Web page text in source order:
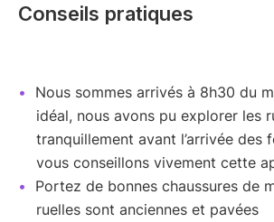
Conseils pratiques
Nous sommes arrivés à 8h30 du
idéal, nous avons pu explorer les
tranquillement avant l’arrivée des
vous conseillons vivement cette
Portez de bonnes chaussures de
ruelles sont anciennes et pavées